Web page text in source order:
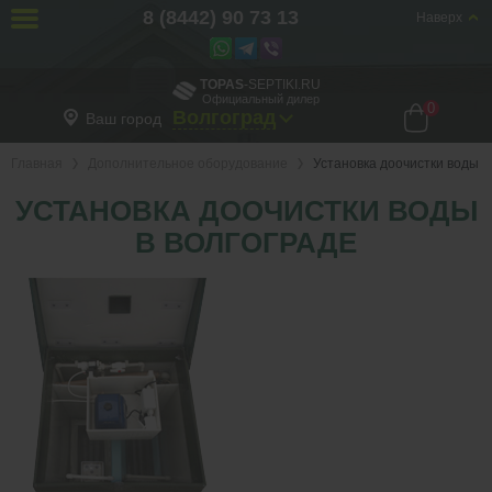
TOPAS-SEPTIKI.RU
Официальный дилер
Ваш город
0
Установка доочистки воды
УСТАНОВКА ДООЧИСТКИ ВОДЫ
В ВОЛГОГРАДЕ
Наверх
8 (8442) 90 73 13